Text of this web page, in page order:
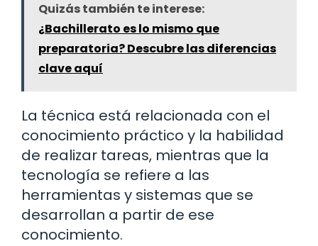
Quizás también te interese:
¿Bachillerato es lo mismo que
preparatoria? Descubre las diferencias
clave aquí
La técnica está relacionada con el
conocimiento práctico y la habilidad
de realizar tareas, mientras que la
tecnología se refiere a las
herramientas y sistemas que se
desarrollan a partir de ese
conocimiento.